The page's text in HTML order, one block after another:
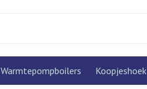
Warmtepompboilers Koopjeshoek